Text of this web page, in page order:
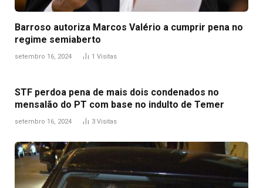
Barroso autoriza Marcos Valério a cumprir pena no
regime semiaberto
setembro 16, 2024 1 Visitas
STF perdoa pena de mais dois condenados no
mensalão do PT com base no indulto de Temer
setembro 16, 2024 3 Visitas